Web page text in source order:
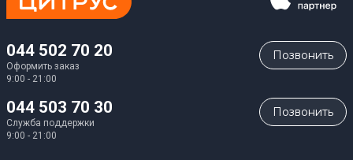
044 502 70 20
Оформить заказ
9:00 - 21:00
Позвонить
044 503 70 30
Служба поддержки
9:00 - 21:00
Позвонить